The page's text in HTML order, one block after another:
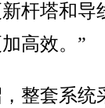
杆塔和导
高效。”
整套系统